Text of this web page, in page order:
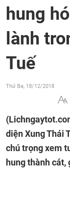
hung
lành
Tuế
Thứ Ba, 18/12/2018
diện Xung Thái
chú trọng xem
hung thành